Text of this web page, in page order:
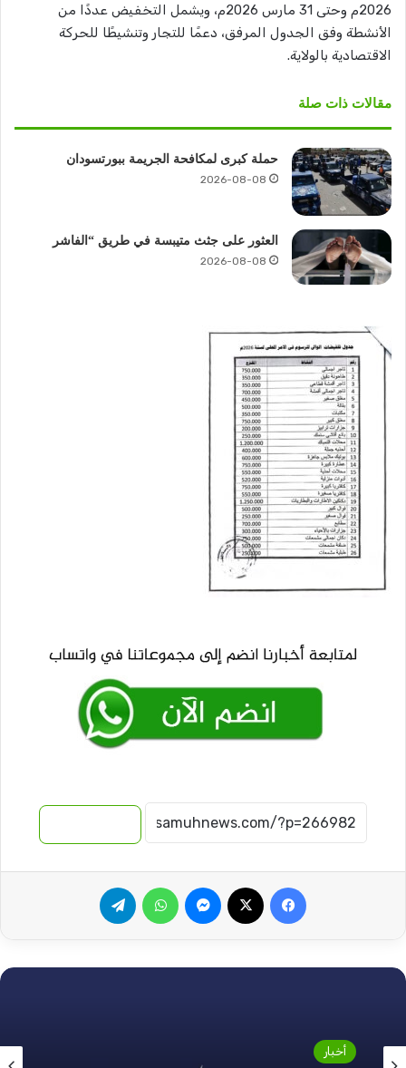
2026م وحتى 31 مارس 2026م، ويشمل التخفيض عددًا من
الأنشطة وفق الجدول المرفق، دعمًا للتجار وتنشيطًا للحركة
الاقتصادية بالولاية.
مقالات ذات صلة
حملة كبرى لمكافحة الجريمة ببورتسودان
2026-08-08
العثور على جثث متيبسة في طريق “الفاشر
2026-08-08
فيسبوك ماسنجر واتساب
أخبار